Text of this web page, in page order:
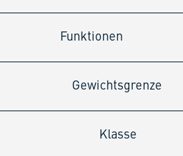
Funktionen
Gewichtsgrenze
Klasse